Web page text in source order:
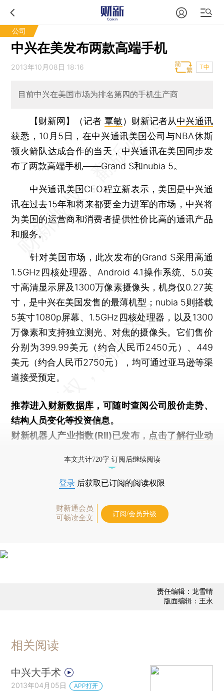
公司
中兴在美发布两款高端手机
2013年10月08日 18:16 T中
目前中兴在美国市场为排名第四的手机生产商
【财新网】（记者 覃敏） 财新记者从中兴通讯
获悉，10月5日，在中兴通讯美国公司与NBA休斯
顿火箭队达成合作的当天，中兴通讯在美国同步发
布了两款高端手机——Grand S和nubia 5。
中兴通讯美国CEO程立新表示，美国是中兴通
讯在过去15年和将来都要全力进军的市场，中兴将
为美国的运营商和消费者提供性价比高的通讯产品
和服务。
针对美国市场，此次发布的Grand S采用高通
1.5GHz四核处理器、Android 4.1操作系统、5.0英
寸高清显示屏及1300万像素摄像头，机身仅0.27英
寸，是中兴在美国发售的最薄机型；nubia 5则搭载
5英寸1080p屏幕、1.5GHz四核处理器，以及1300
万像素和支持独立测光、对焦的摄像头。它们售价
分别为399.99美元（约合人民币2450元）、449
美元（约合人民币2750元），均可通过亚马逊等渠
道接受预定。
推荐进入财新数据库 ，可随时查阅公司股价走势、
结构人员变化等投资信息。
财新机器人产业指数(RII)已发布， 点击了解行业动
本文共计720字 订阅后继续阅读
登录 后获取已订阅的阅读权限
财新通会员
可畅读全文
订阅/会员升级
责任编辑：龙雪晴
版面编辑：王永
相关阅读
中兴大手术
2013年04月05日 APP打开